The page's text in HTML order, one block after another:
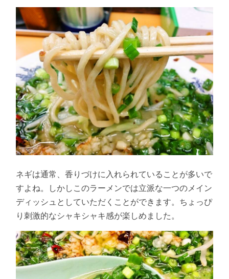
ネギは通常、香りづけに入れられていることが多いで
すよね。しかしこのラーメンでは立派な一つのメイン
ディッシュとしていただくことができます。ちょっぴ
り刺激的なシャキシャキ感が楽しめました。